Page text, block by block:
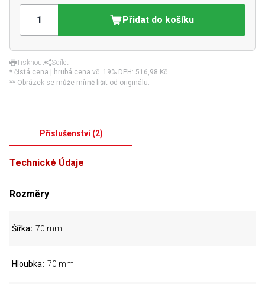
Přidat do košíku
Tisknout
Sdílet
* čistá cena | hrubá cena vč. 19% DPH: 516,98 Kč
** Obrázek se může mírně lišit od originálu.
Příslušenství(2)
Technické Údaje
Rozměry
Šířka 70 mm
Hloubka 70 mm